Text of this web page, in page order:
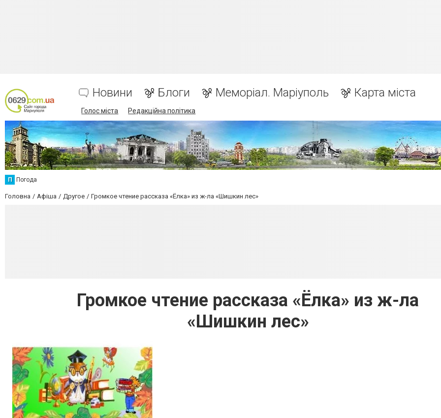
Новини Блоги Меморіал. Маріуполь Карта міста
Голос міста Редакційна політика
П Погода
Головна Афіша Другое Громкое чтение рассказа «Ёлка» из ж-ла «Шишкин лес»
Громкое чтение рассказа «Ёлка» из ж-ла
«Шишкин лес»